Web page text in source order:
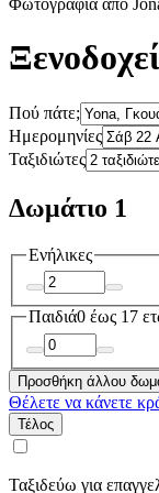
Πού πάτε;
Ημερομηνίες
Ταξιδιώτες
Δωμάτιο 1
Ενήλικες
Παιδιά0 έως 17
Προσθήκη άλλου
Θέλετε να κάνετε
Τέλος
Ταξιδεύω για